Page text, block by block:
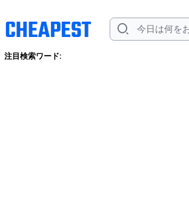
注目検索ワード: